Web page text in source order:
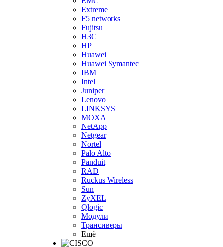
Extreme
F5 networks
Fujitsu
H3С
HP
Huawei
Huawei Symantec
IBM
Intel
Juniper
Lenovo
LINKSYS
MOXA
NetApp
Netgear
Nortel
Palo Alto
Panduit
RAD
Ruckus Wireless
Sun
ZyXEL
Qlogic
Модули
Трансиверы
Ещё